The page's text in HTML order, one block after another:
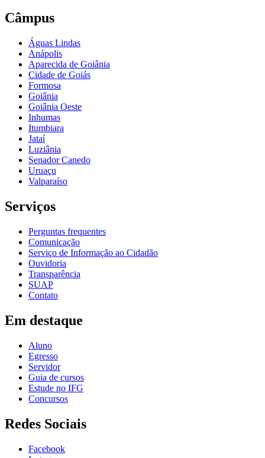
Câmpus
Águas Lindas
Anápolis
Aparecida de Goiânia
Cidade de Goiás
Formosa
Goiânia
Goiânia Oeste
Inhumas
Itumbiara
Jataí
Luziânia
Senador Canedo
Uruaçu
Valparaíso
Serviços
Perguntas frequentes
Comunicação
Serviço de Informação ao Cidadão
Ouvidoria
Transparência
SUAP
Contato
Em destaque
Aluno
Egresso
Servidor
Guia de cursos
Estude no IFG
Concursos
Redes Sociais
Facebook